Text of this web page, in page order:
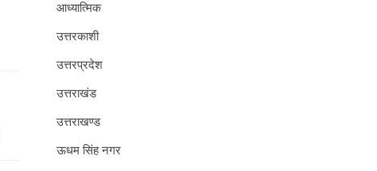
आध्यात्मिक
उत्तरकाशी
उत्तरप्रदेश
उत्तराखंड
उत्तराखण्ड
ऊधम सिंह नगर